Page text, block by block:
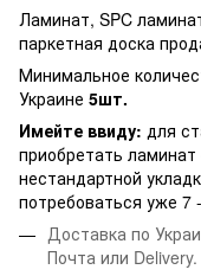
Ламинат, SPC
паркетная доска
Минимальное
Украине 5шт.
Имейте ввиду: для
приобретать
нестандартной
потребоваться уже 7
Доставка по
Почта или Delivery.